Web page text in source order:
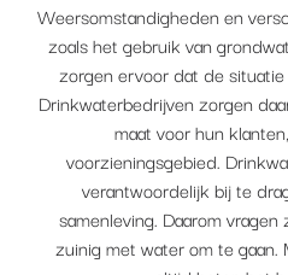
Weersomstandigheden en
zoals het gebruik van
zorgen ervoor dat de
Drinkwaterbedrijven zorgen
maat voor hun
voorzieningsgebied.
verantwoordelijk bij te
samenleving. Daarom
zuinig met water om te